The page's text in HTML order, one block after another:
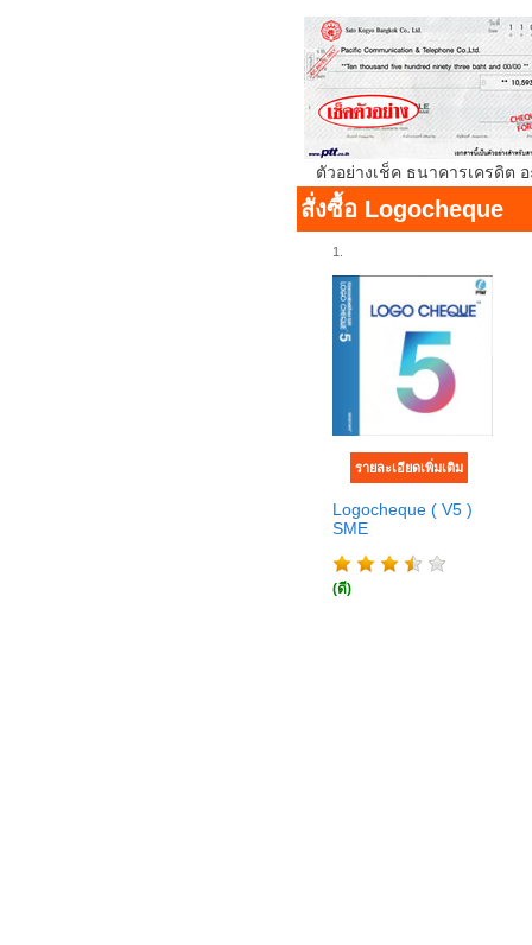
ตัวอย่างเช็ค ธนาคารเครดิต
สั่งซื้อ Logocheque
1.
Logocheque ( V5 )
SME
(ดี)